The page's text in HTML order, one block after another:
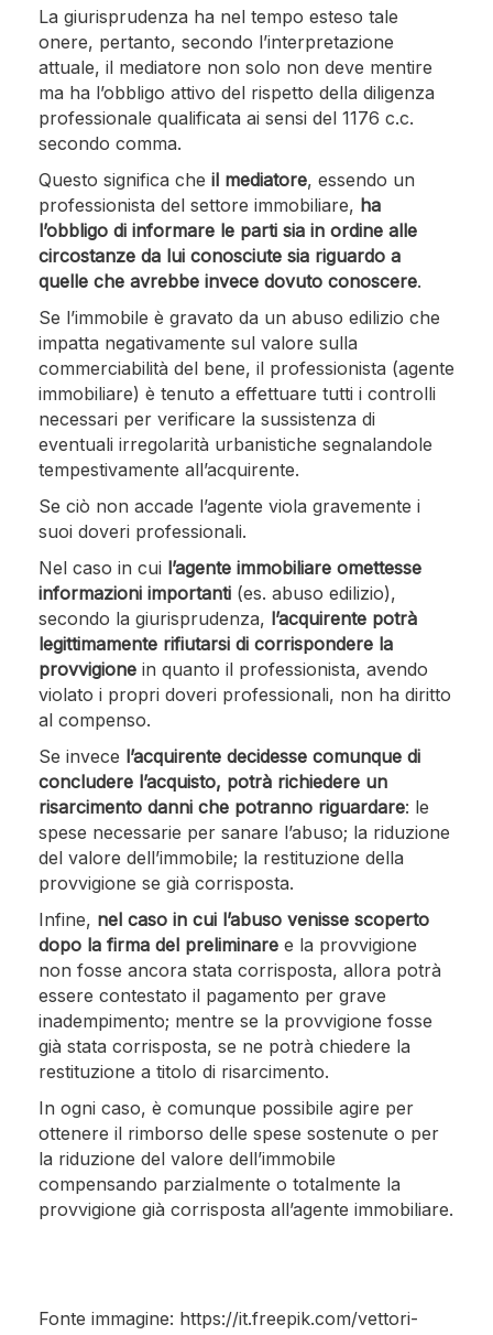
La giurisprudenza ha nel tempo esteso tale
onere, pertanto, secondo l’interpretazione
attuale, il mediatore non solo non deve mentire
ma ha l’obbligo attivo del rispetto della diligenza
professionale qualificata ai sensi del 1176 c.c.
secondo comma.
Questo significa che il mediatore, essendo un
professionista del settore immobiliare, ha
l’obbligo di informare le parti sia in ordine alle
circostanze da lui conosciute sia riguardo a
quelle che avrebbe invece dovuto conoscere.
Se l’immobile è gravato da un abuso edilizio che
impatta negativamente sul valore sulla
commerciabilità del bene, il professionista (agente
immobiliare) è tenuto a effettuare tutti i controlli
necessari per verificare la sussistenza di
eventuali irregolarità urbanistiche segnalandole
tempestivamente all’acquirente.
Se ciò non accade l’agente viola gravemente i
suoi doveri professionali.
Nel caso in cui l’agente immobiliare omettesse
informazioni importanti (es. abuso edilizio),
secondo la giurisprudenza, l’acquirente potrà
legittimamente rifiutarsi di corrispondere la
provvigione in quanto il professionista, avendo
violato i propri doveri professionali, non ha diritto
al compenso.
Se invece l’acquirente decidesse comunque di
concludere l’acquisto, potrà richiedere un
risarcimento danni che potranno riguardare: le
spese necessarie per sanare l’abuso; la riduzione
del valore dell’immobile; la restituzione della
provvigione se già corrisposta.
Infine, nel caso in cui l’abuso venisse scoperto
dopo la firma del preliminare e la provvigione
non fosse ancora stata corrisposta, allora potrà
essere contestato il pagamento per grave
inadempimento; mentre se la provvigione fosse
già stata corrisposta, se ne potrà chiedere la
restituzione a titolo di risarcimento.
In ogni caso, è comunque possibile agire per
ottenere il rimborso delle spese sostenute o per
la riduzione del valore dell’immobile
compensando parzialmente o totalmente la
provvigione già corrisposta all’agente immobiliare.
Fonte immagine: https://it.freepik.com/vettori-